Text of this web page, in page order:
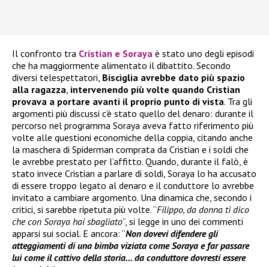
Il confronto tra Cristian e Soraya è stato uno degli episodi
che ha maggiormente alimentato il dibattito. Secondo
diversi telespettatori, Bisciglia avrebbe dato più spazio
alla ragazza intervenendo più volte quando Cristian
provava a portare avanti il proprio punto di vista. Tra gli
argomenti più discussi c’è stato quello del denaro: durante il
percorso nel programma Soraya aveva fatto riferimento più
volte alle questioni economiche della coppia, citando anche
la maschera di Spiderman comprata da Cristian e i soldi che
le avrebbe prestato per l’affitto. Quando, durante il falò, è
stato invece Cristian a parlare di soldi, Soraya lo ha accusato
di essere troppo legato al denaro e il conduttore lo avrebbe
invitato a cambiare argomento. Una dinamica che, secondo i
critici, si sarebbe ripetuta più volte. “Filippo, da donna ti dico
che con Soraya hai sbagliato”, si legge in uno dei commenti
apparsi sui social. E ancora: “Non dovevi difendere gli
atteggiamenti di una bimba viziata come Soraya e far passare
lui come il cattivo della storia… da conduttore dovresti essere